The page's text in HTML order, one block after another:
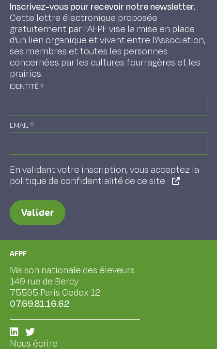
Inscrivez-vous pour recevoir notre newsletter.
Cette lettre électronique proposée
gratuitement par l'AFPF vise la mise en place
d'un lien organique et vivant entre l'Association,
ses membres et toutes les personnes
concernées par les cultures fourragères et les
prairies.
IDENTITÉ*
EMAIL*
En validant votre inscription, vous acceptez la
politique de confidentialité de ce site
Valider
AFPF
Maison nationale des éleveurs
149 rue de Bercy
75595 Paris Cedex 12
07.69.81.16.62
Nous écrire